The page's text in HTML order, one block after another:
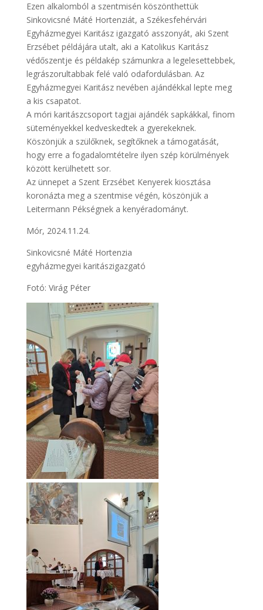
Ezen alkalomból a szentmisén köszönthettük
Sinkovicsné Máté Hortenziát, a Székesfehérvári
Egyházmegyei Karitász igazgató asszonyát, aki Szent
Erzsébet példájára utalt, aki a Katolikus Karitász
védőszentje és példakép számunkra a legelesettebbek,
legrászorultabbak felé való odafordulásban. Az
Egyházmegyei Karitász nevében ajándékkal lepte meg
a kis csapatot.
A móri karitászcsoport tagjai ajándék sapkákkal, finom
süteményekkel kedveskedtek a gyerekeknek.
Köszönjük a szülőknek, segítőknek a támogatását,
hogy erre a fogadalomtételre ilyen szép körülmények
között kerülhetett sor.
Az ünnepet a Szent Erzsébet Kenyerek kiosztása
koronázta meg a szentmise végén, köszönjük a
Leitermann Pékségnek a kenyéradományt.
Mór, 2024.11.24.
Sinkovicsné Máté Hortenzia
egyházmegyei karitászigazgató
Fotó: Virág Péter